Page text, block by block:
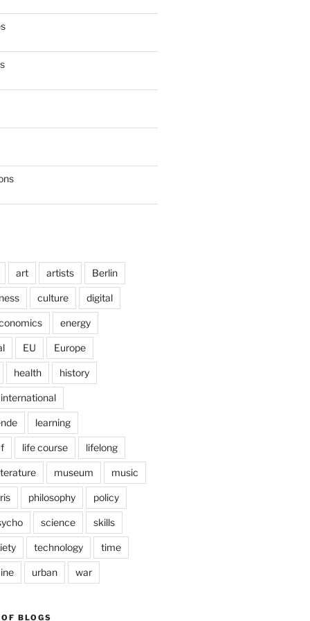
art artists Berlin
culture digital
energy
EU Europe
health history
international
learning
life course lifelong
museum music
philosophy policy
science skills
technology time
urban war
BLOGS